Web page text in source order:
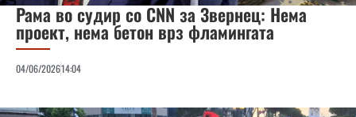
Рама во судир со CNN за Звернец: Нема
проект, нема бетон врз фламингата
04/06/202614:04